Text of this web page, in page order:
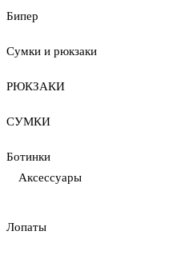
Бипер
Сумки и рюкзаки
РЮКЗАКИ
СУМКИ
Ботинки
Аксессуары
Лопаты